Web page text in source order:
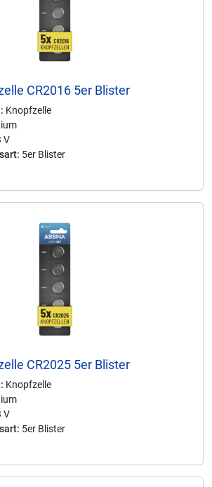
CR2016 5er Blister
Knopfzelle
V
5er Blister
CR2025 5er Blister
Knopfzelle
V
5er Blister